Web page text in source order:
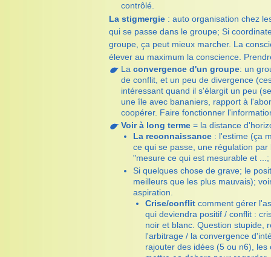
contrôlé.
La stigmergie : auto organisation chez
qui se passe dans le groupe; Si
groupe, ça peut mieux marcher. La
élever au maximum la conscience.
La convergence d'un groupe: un
de conflit, et un peu de divergence
intéressant quand il s'élargit un peu
une île avec bananiers, rapport à
coopérer. Faire fonctionner
Voir à long terme = la distance
La reconnaissance : l'estime (ça
ce qui se passe, une régulation
"mesure ce qui est mesurable et ...;
Si quelques chose de grave; le
meilleurs que les plus mauvais);
aspiration.
Crise/conflit comment gérer
qui deviendra positif / conflit :
noir et blanc. Question stupide,
l'arbitrage / la convergence
rajouter des idées (5 ou n6),